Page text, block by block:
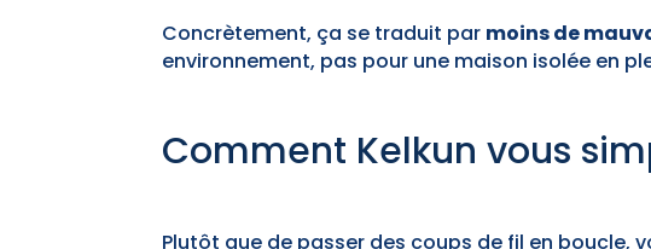
Concrètement, ça se traduit par moins de
environnement, pas pour une maison isolée en
Comment Kelkun vous
Plutôt que de passer des coups de fil en boucle,